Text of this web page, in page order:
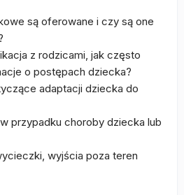
są oferowane i czy są one
z rodzicami, jak często
o postępach dziecka?
adaptacji dziecka do
przypadku choroby dziecka lub
wyjścia poza teren